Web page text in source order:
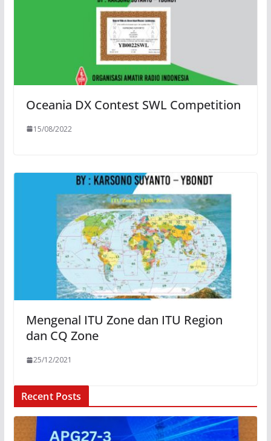
Oceania DX Contest SWL Competition
15/08/2022
Mengenal ITU Zone dan ITU Region
dan CQ Zone
25/12/2021
Recent Posts